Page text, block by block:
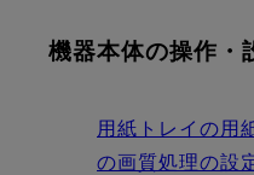
機器本体の操作・
用紙トレイの用
の画質処理の設